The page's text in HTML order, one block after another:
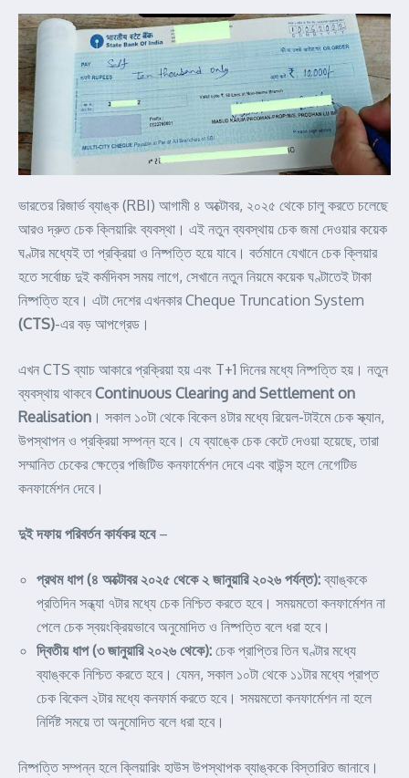
ভারতের রিজার্ভ ব্যাঙ্ক (RBI) আগামী ৪ অক্টোবর, ২০২৫ থেকে চালু করতে চলেছে
আরও দ্রুত চেক ক্লিয়ারিং ব্যবস্থা। এই নতুন ব্যবস্থায় চেক জমা দেওয়ার কয়েক
ঘণ্টার মধ্যেই তা প্রক্রিয়া ও নিষ্পত্তি হয়ে যাবে। বর্তমানে যেখানে চেক ক্লিয়ার
হতে সর্বোচ্চ দুই কর্মদিবস সময় লাগে, সেখানে নতুন নিয়মে কয়েক ঘণ্টাতেই টাকা
নিষ্পত্তি হবে। এটা দেশের এখনকার Cheque Truncation System
(CTS)-এর বড় আপগ্রেড।
এখন CTS ব্যাচ আকারে প্রক্রিয়া হয় এবং T+1 দিনের মধ্যে নিষ্পত্তি হয়। নতুন
ব্যবস্থায় থাকবেContinuous Clearing and Settlement on
Realisation । সকাল ১০টা থেকে বিকেল ৪টার মধ্যে রিয়েল-টাইমে চেক স্ক্যান,
উপস্থাপন ও প্রক্রিয়া সম্পন্ন হবে। যে ব্যাঙ্কে চেক কেটে দেওয়া হয়েছে, তারা
সম্মানিত চেকের ক্ষেত্রে পজিটিভ কনফার্মেশন দেবে এবং বাউন্স হলে নেগেটিভ
কনফার্মেশন দেবে।
দুই দফায় পরিবর্তন কার্যকর হবে–
প্রথম ধাপ (৪ অক্টোবর ২০২৫ থেকে ২ জানুয়ারি ২০২৬ পর্যন্ত):ব্যাঙ্ককে
প্রতিদিন সন্ধ্যা ৭টার মধ্যে চেক নিশ্চিত করতে হবে। সময়মতো কনফার্মেশন না
পেলে চেক স্বয়ংক্রিয়ভাবে অনুমোদিত ও নিষ্পত্তি বলে ধরা হবে।
দ্বিতীয় ধাপ (৩ জানুয়ারি ২০২৬ থেকে): চেক প্রাপ্তির তিন ঘণ্টার মধ্যে
ব্যাঙ্ককে নিশ্চিত করতে হবে। যেমন, সকাল ১০টা থেকে ১১টার মধ্যে প্রাপ্ত
চেক বিকেল ২টার মধ্যে কনফার্ম করতে হবে। সময়মতো কনফার্মেশন না হলে
নির্দিষ্ট সময়ে তা অনুমোদিত বলে ধরা হবে।
নিষ্পত্তি সম্পন্ন হলে ক্লিয়ারিং হাউস উপস্থাপক ব্যাঙ্ককে বিস্তারিত জানাবে।